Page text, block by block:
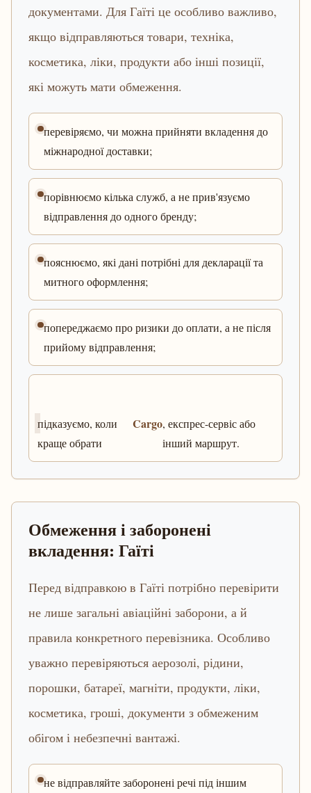
документами. Для Гаїті це особливо важливо,
якщо відправляються товари, техніка,
косметика, ліки, продукти або інші позиції,
які можуть мати обмеження.
перевіряємо, чи можна прийняти вкладення до
міжнародної доставки;
порівнюємо кілька служб, а не прив'язуємо
відправлення до одного бренду;
пояснюємо, які дані потрібні для декларації та
митного оформлення;
попереджаємо про ризики до оплати, а не після
прийому відправлення;
підказуємо, коли
краще обрати
Cargo, експрес-сервіс або
інший маршрут.
Обмеження і заборонені
вкладення: Гаїті
Перед відправкою в Гаїті потрібно перевірити
не лише загальні авіаційні заборони, а й
правила конкретного перевізника. Особливо
уважно перевіряються аерозолі, рідини,
порошки, батареї, магніти, продукти, ліки,
косметика, гроші, документи з обмеженим
обігом і небезпечні вантажі.
не відправляйте заборонені речі під іншим